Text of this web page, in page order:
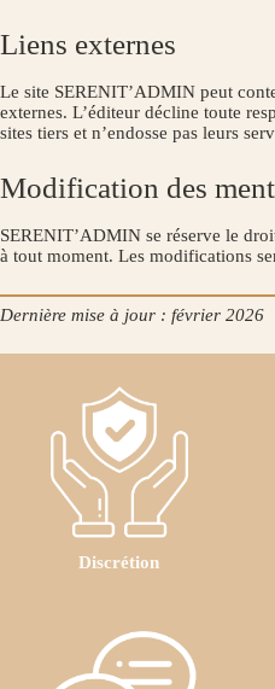
Liens externes
Le site SERENIT’ADMIN peut
externes. L’éditeur décline toute
sites tiers et n’endosse pas leurs
Modification des
SERENIT’ADMIN se réserve le
à tout moment. Les modifications
Dernière mise à jour : février 2026
Discrétion